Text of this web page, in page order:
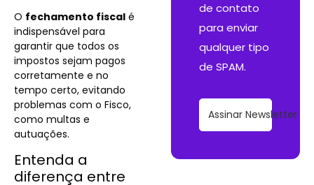
O fechamento fiscal é
indispensável para
garantir que todos os
impostos sejam pagos
corretamente e no
tempo certo, evitando
problemas com o Fisco,
como multas e
autuações.
Entenda a
diferença entre
de contato
para enviar
qualquer tipo
de SPAM.
Assinar Newsletter